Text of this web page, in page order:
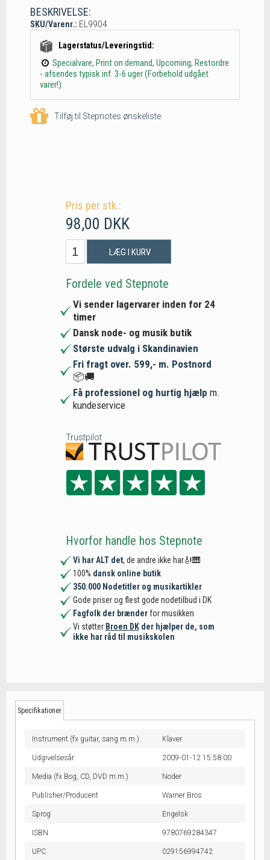
BESKRIVELSE:
SKU/Varenr.: EL9904
Lagerstatus/Leveringstid:
Specialvare, Print on demand, Upcoming, Restordre
- afsendes typisk inf. 3-6 uger (Forbehold udgået
varer!)
Tilføj til Stepnotes ønskeliste
Pris per stk.:
98,00 DKK
LÆG I KURV
Fordele ved Stepnote
Vi sender lagervarer inden for 24
timer
Dansk node- og musik butik
Største udvalg i Skandinavien
Fri fragt over. 599,- m. Postnord
📦🚚
Få professionel og hurtig hjælp m.
kundeservice
Trustpilot
Hvorfor handle hos Stepnote
Vi har ALT det, de andre ikke har🎻🎹
100% dansk online butik
350.000 Nodetitler og musikartikler
Gode priser og flest gode nodetilbud i DK
Fagfolk der brænderfor musikken
Vi støtter Broen DKder hjælper de, som
ikke har råd til musikskolen
Specifikationer
Instrument (fx guitar, sang m.m.) Klaver
Udgivelsesår 2009-01-12 15:58:00
Media (fx Bog, CD, DVD m.m.) Noder
Publisher/Producent Warner Bros
Sprog Engelsk
ISBN 9780769284347
UPC 029156994742